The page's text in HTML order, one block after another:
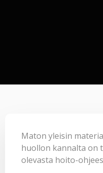
Maton yleisin
huollon kannalta on
olevasta hoito-